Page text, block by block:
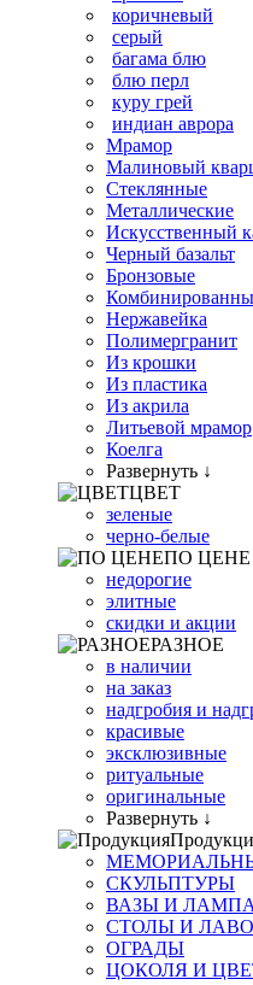
коричневый
серый
багама блю
блю перл
куру грей
индиан аврора
Мрамор
Малиновый
Стеклянные
Металлические
Искусственный
Черный базальт
Бронзовые
Нержавейка
Полимергранит
Из крошки
Из пластика
Из акрила
Литьевой мрамор
Коелга
Развернуть ↓
ЦВЕТ
зеленые
черно-белые
ПО ЦЕНЕ
недорогие
элитные
скидки и акции
РАЗНОЕ
в наличии
на заказ
надгробия и
красивые
эксклюзивные
ритуальные
оригинальные
Развернуть ↓
СКУЛЬПТУРЫ
ВАЗЫ И
СТОЛЫ И
ОГРАДЫ
ЦОКОЛЯ И